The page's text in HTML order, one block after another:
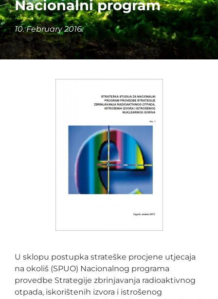
Nacionalni program
10. February 2016.
U sklopu postupka strateške procjene utjecaja
na okoliš (SPUO) Nacionalnog programa
provedbe Strategije zbrinjavanja radioaktivnog
otpada, iskorištenih izvora i istrošenog